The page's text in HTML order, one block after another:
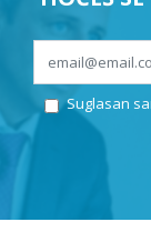
Suglasan